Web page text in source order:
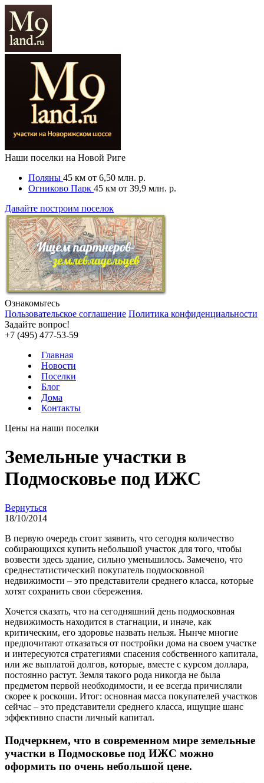
Наши поселки на Новой Риге
Поляны 45 км от 6,50 млн. р.
Огниково Парк 45 км от 39,9 млн. р.
Давайте построим поселок
Ознакомьтесь
Пользовательское соглашение Политика конфиденциальности
Задайте вопрос!
+7 (495) 477-53-59
Главная
Новости
Поселки
Блог
Дома
Контакты
Цены на наши поселки
Земельные участки в
Подмосковье под ИЖС
Вернуться
18/10/2014
В первую очередь стоит заявить, что сегодня количество
собирающихся купить небольшой участок для того, чтобы
возвести здесь здание, сильно уменьшилось. Замечено, что
среднестатистический покупатель подмосковной
недвижимости – это представители среднего класса, которые
хотят сохранить свои сбережения.
Хочется сказать, что на сегодняшний день подмосковная
недвижимость находится в стагнации, и иначе, как
критическим, его здоровье назвать нельзя. Нынче многие
предпочитают отказаться от постройки дома на своем участке
и интересуются стратегиями спасения собственного капитала,
или же выплатой долгов, которые, вместе с курсом доллара,
постоянно растут. Земля такого рода никогда не была
предметом первой необходимости, и ее всегда причисляли
скорее к роскоши. Итог: основная масса покупателей участков
сейчас – это представители среднего класса, ищущие шанс
эффективно спасти личный капитал.
Подчеркнем, что в современном мире земельные
участки в Подмосковье под ИЖС можно
оформить по очень небольшой цене.